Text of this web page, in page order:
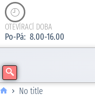
OTEVÍRACÍ DOBA
Po-Pá: 8.00-16.00
No title